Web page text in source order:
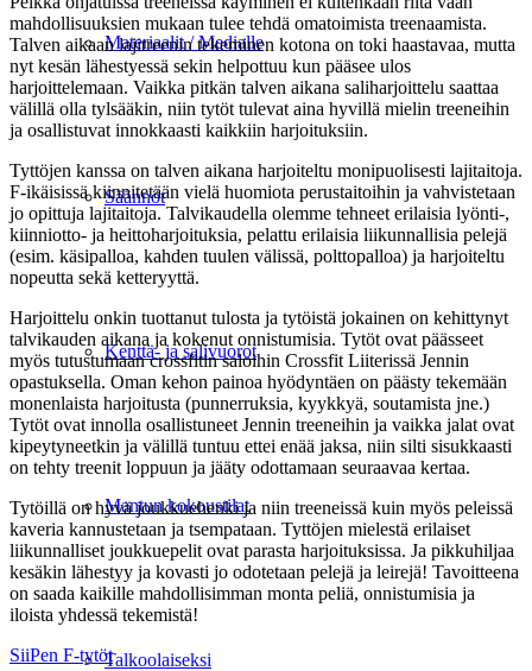
Materiaalit / Medialle
Säännöt
Kenttä- ja salivuorot
Mantun kokoustilat
Talkoolaiseksi
mahdollisuuksien mukaan tulee tehdä omatoimista treenaamista.
Talven aikaan lajitreenin tekeminen kotona on toki haastavaa, mutta
nyt kesän lähestyessä sekin helpottuu kun pääsee ulos
harjoittelemaan. Vaikka pitkän talven aikana saliharjoittelu saattaa
välillä olla tylsääkin, niin tytöt tulevat aina hyvillä mielin treeneihin
ja osallistuvat innokkaasti kaikkiin harjoituksiin.
Tyttöjen kanssa on talven aikana harjoiteltu monipuolisesti lajitaitoja.
F-ikäisissä kiinnitetään vielä huomiota perustaitoihin ja vahvistetaan
jo opittuja lajitaitoja. Talvikaudella olemme tehneet erilaisia lyönti-,
kiinniotto- ja heittoharjoituksia, pelattu erilaisia liikunnallisia pelejä
(esim. käsipalloa, kahden tuulen välissä, polttopalloa) ja harjoiteltu
nopeutta sekä ketteryyttä.
Harjoittelu onkin tuottanut tulosta ja tytöistä jokainen on kehittynyt
talvikauden aikana ja kokenut onnistumisia. Tytöt ovat päässeet
myös tutustumaan crossfitin saloihin Crossfit Liiterissä Jennin
opastuksella. Oman kehon painoa hyödyntäen on päästy tekemään
monenlaista harjoitusta (punnerruksia, kyykkyä, soutamista jne.)
Tytöt ovat innolla osallistuneet Jennin treeneihin ja vaikka jalat ovat
kipeytyneetkin ja välillä tuntuu ettei enää jaksa, niin silti sisukkaasti
on tehty treenit loppuun ja jääty odottamaan seuraavaa kertaa.
Tytöillä on hyvä joukkuehenki ja niin treeneissä kuin myös peleissä
kaveria kannustetaan ja tsempataan. Tyttöjen mielestä erilaiset
liikunnalliset joukkuepelit ovat parasta harjoituksissa. Ja pikkuhiljaa
kesäkin lähestyy ja kovasti jo odotetaan pelejä ja leirejä! Tavoitteena
on saada kaikille mahdollisimman monta peliä, onnistumisia ja
iloista yhdessä tekemistä!
SiiPen F-tytöt